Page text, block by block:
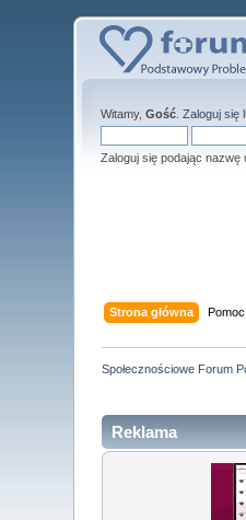
Witamy,Gość .Zaloguj się
Zaloguj się podając nazwę
Strona główna Pomoc
Społecznościowe Forum
Reklama